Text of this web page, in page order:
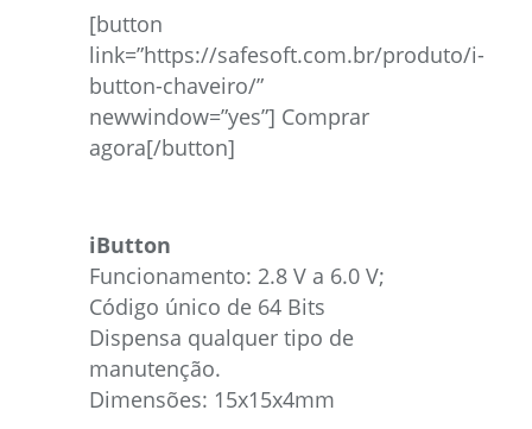
[button
link=”https://safesoft.com.br/produto/i-
button-chaveiro/”
newwindow=”yes”] Comprar
agora[/button]
iButton
Funcionamento: 2.8 V a 6.0 V;
Código único de 64 Bits
Dispensa qualquer tipo de
manutenção.
Dimensões: 15x15x4mm